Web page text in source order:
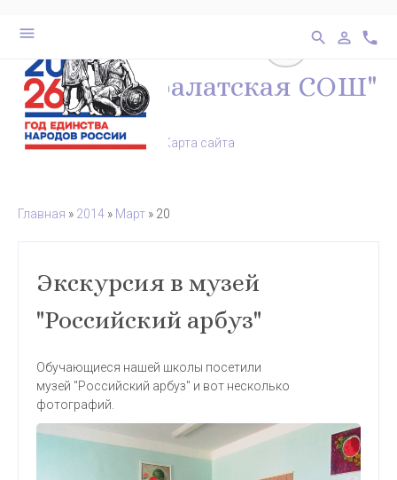
перейти на
menu search person_outline phone
МКОУ "Каралатская СОШ"
Карта сайта
Главная » 2014 » Март » 20
Экскурсия в музей
"Российский арбуз"
Обучающиеся нашей школы посетили
музей "Российский арбуз" и вот несколько
фотографий.